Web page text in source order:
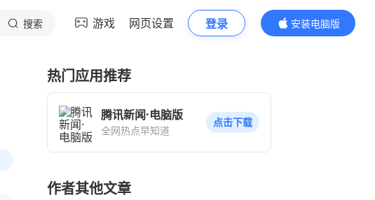
搜索 游戏 网页设置 登录
安装电脑版
内容更精彩
热门应用推荐
腾讯新闻·电脑版
全网热点早知道
点击下载
作者其他文章